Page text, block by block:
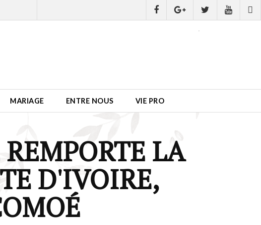
MARIAGE ENTRE NOUS VIE PRO
LA
D'IVOIRE,